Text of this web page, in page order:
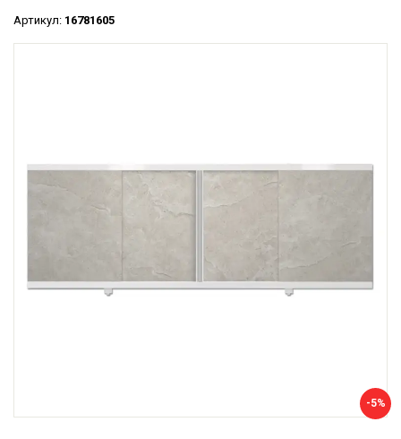
Артикул: 16781605
-5%